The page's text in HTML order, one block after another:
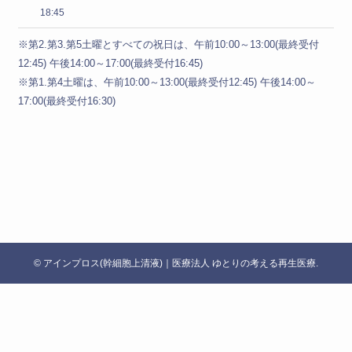
18:45
※第2.第3.第5土曜とすべての祝日は、午前10:00～13:00(最終受付
12:45) 午後14:00～17:00(最終受付16:45)
※第1.第4土曜は、午前10:00～13:00(最終受付12:45) 午後14:00～
17:00(最終受付16:30)
© アインプロス(幹細胞上清液)｜医療法人 ゆとりの考える再生医療.